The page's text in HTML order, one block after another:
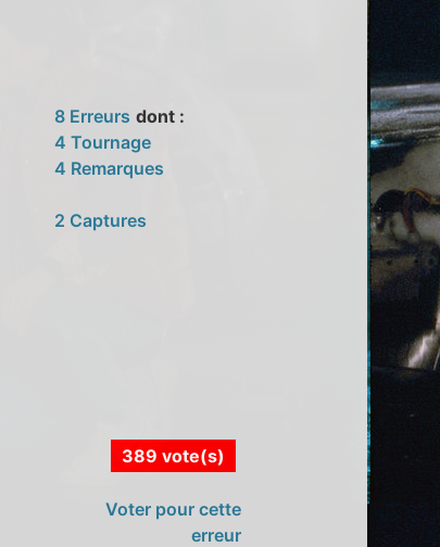
8 Erreurs dont :
4 Tournage
4 Remarques
2 Captures
389 vote(s)
Voter pour cette
erreur